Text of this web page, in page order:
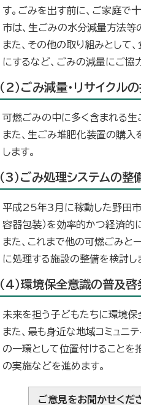
す。ごみを出す前に、ご家庭で
市は、生ごみの水分減量方法等
また、その他の取り組みとして
にするなど、ごみの減量にご協
（2）ごみ減量・リサイクル
可燃ごみの中に多く含まれる生
また、生ごみ堆肥化装置の購入
します。
（3）ごみ処理システムの整
平成25年3月に稼動した野田市
容器包装）を効率的かつ経済的
また、これまで他の可燃ごみと
に処理する施設の整備を検討し
（4）環境保全意識の普及啓
未来を担う子どもたちに環境保
また、最も身近な地域コミュニ
の一環として位置付けることを
の実施などを進めます。
ご意見をお聞かせくだ